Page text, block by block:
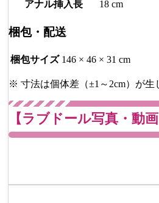
アナル挿入長
18 cm
梱包・配送
梱包サイズ 146 × 46 × 31 cm
※ 寸法は個体差（±1～2cm）が生
【ラブドール写真・動画